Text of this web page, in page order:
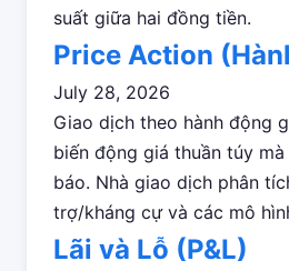
suất giữa hai đồng tiền.
Price Action
July 28, 2026
Giao dịch theo hành động
biến động giá thuần túy
báo. Nhà giao dịch phân
trợ/kháng cự và các mô
Lãi và Lỗ (P&L)